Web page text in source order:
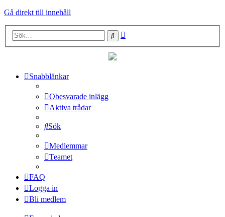
Gå direkt till innehåll
Sök
Snabblänkar
Obesvarade inlägg
Aktiva trådar
Sök
Medlemmar
Teamet
FAQ
Logga in
Bli medlem